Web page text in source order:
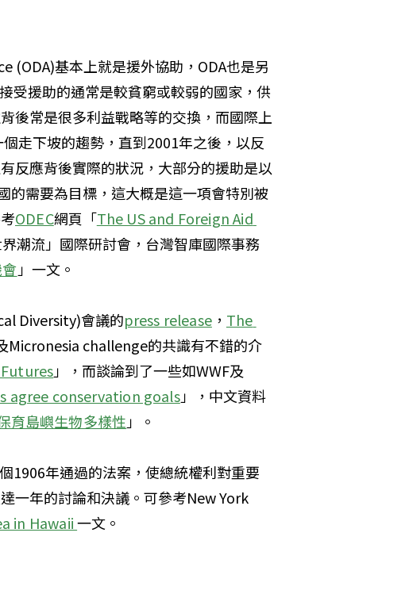
(ODA)基本上就是援外協助，ODA也是另
援助的通常是較貧窮或較弱的國家，供
後常是很多利益戰略等的交換，而國際上
走下坡的趨勢，直到2001年之後，以反
反應背後實際的狀況，大部分的援助是以
需要為目標，這大概是這一項會特別被
ODEC網頁「The US and Foreign Aid
潮流」國際研討會，台灣智庫國際事務
」一文。
Diversity)會議的press release， The
Micronesia challenge的共識有不錯的介
」，而談論到了一些如WWF及
agree conservation goals」，中文資料
育島嶼生物多樣性 」。
年通過的法案，使總統權利對重要
一年的討論和決議。可參考New York
in Hawaii 一文。